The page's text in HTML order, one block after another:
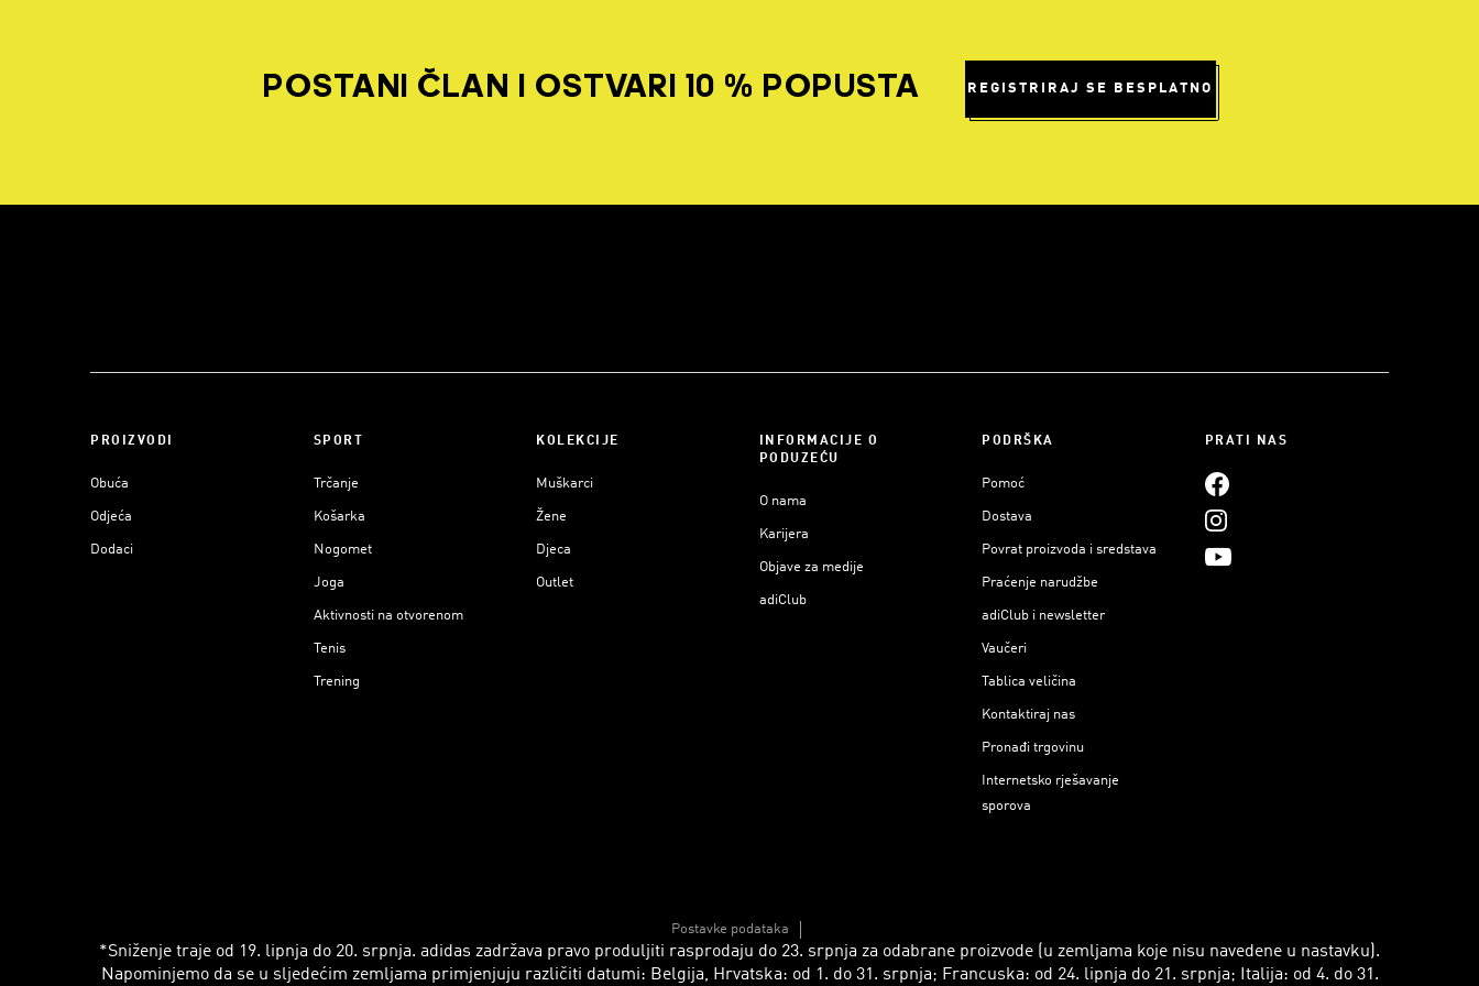
POSTANI ČLAN I OSTVARI 10 % POPUSTA REGISTRIRAJ SE BESPLATNO
PROIZVODI
Obuća
Odjeća
Dodaci
SPORT
Trčanje
Košarka
Nogomet
Joga
Aktivnosti na otvorenom
Tenis
Trening
KOLEKCIJE
Muškarci
Žene
Djeca
Outlet
INFORMACIJE O
PODUZEĆU
O nama
Karijera
Objave za medije
adiClub
PODRŠKA
Pomoć
Dostava
Povrat proizvoda i sredstava
Praćenje narudžbe
adiClub i newsletter
Vaučeri
Tablica veličina
Kontaktiraj nas
Pronađi trgovinu
Internetsko rješavanje
sporova
PRATI NAS
Postavke podataka
*Sniženje traje od 19. lipnja do 20. srpnja. adidas zadržava pravo produljiti rasprodaju do 23. srpnja za odabrane proizvode (u zemljama koje nisu navedene u nastavku).
Napominjemo da se u sljedećim zemljama primjenjuju različiti datumi: Belgija, Hrvatska: od 1. do 31. srpnja; Francuska: od 24. lipnja do 21. srpnja; Italija: od 4. do 31.